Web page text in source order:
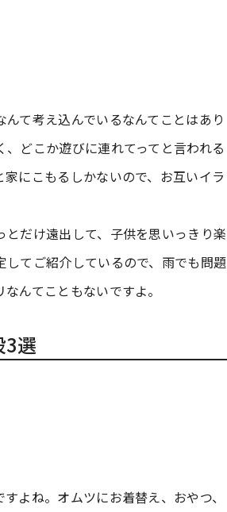
て考え込んでいるなんてことはあり
どこか遊びに連れてってと言われる
にこもるしかないので、お互いイラ
だけ遠出して、子供を思いっきり楽
てご紹介しているので、雨でも問題
んてこともないですよ。
3選
よね。オムツにお着替え、おやつ、